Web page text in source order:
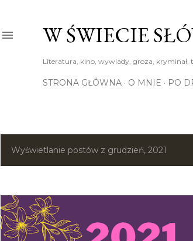
W ŚWIECIE
Literatura, kino, wywiady, groza,
STRONA GŁÓWNA O MNIE PO
P
s
t
Wyświetlanie postów z grudzień, 2021